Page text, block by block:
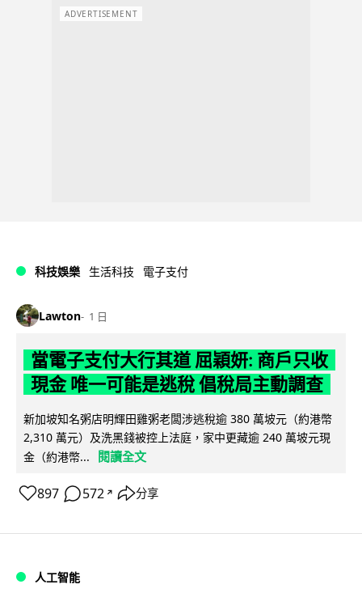
ADVERTISEMENT
科技娛樂 生活科技 電子支付
Lawton 1 日
當電子支付大行其道 屈穎妍: 商戶只收
現金 唯一可能是逃稅 倡稅局主動調查
新加坡知名粥店明輝田雞粥老闆涉逃稅逾 380 萬坡元（約港幣
2,310 萬元）及洗黑錢被控上法庭，家中更藏逾 240 萬坡元現
金（約港幣...
閱讀全文
897 572 ↗ 分享
人工智能